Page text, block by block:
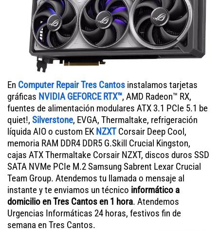
En Computer Repair Tres Cantos instalamos tarjetas
gráficas NVIDIA GEFORCE RTX™, AMD Radeon™ RX,
fuentes de alimentación modulares ATX 3.1 PCIe 5.1 be
quiet!, Silverstone, EVGA, Thermaltake, refrigeración
líquida AIO o custom EK NZXTCorsair Deep Cool,
memoria RAM DDR4 DDR5 G.Skill Crucial Kingston,
cajas ATX Thermaltake Corsair NZXT, discos duros SSD
SATA NVMe PCIe M.2 Samsung Sabrent Lexar Crucial
Team Group. Atendemos tu llamada o mensaje al
instante y te enviamos un técnico informático a
domicilio en Tres Cantos en 1 hora. Atendemos
Urgencias Informáticas 24 horas, festivos fin de
semana en Tres Cantos.